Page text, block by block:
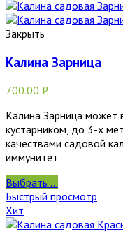
Закрыть
Калина Зарница
700.00 Р
Калина Зарница может
кустарником, до 3-х
качествами садовой
иммунитет
Выбрать ...
Быстрый просмотр
Хит